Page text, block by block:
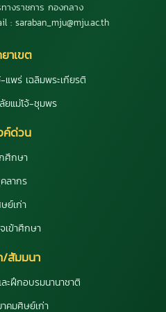
างราชการ กองกลาง
: saraban_mju@mju.ac.th
าเขต
แพร่ เฉลิมพระเกียรติ
ยแม่โจ้-ชุมพร
ค์ด่วน
ศึกษา
ลากร
ย์เก่า
เข้าศึกษา
สัมมนา
ะฝึกอบรมนานาชาติ
คมศิษย์เก่า